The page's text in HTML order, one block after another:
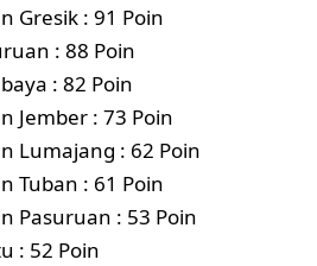
Gresik : 91 Poin
: 88 Poin
: 82 Poin
Jember : 73 Poin
Lumajang : 62 Poin
Tuban : 61 Poin
Pasuruan : 53 Poin
: 52 Poin